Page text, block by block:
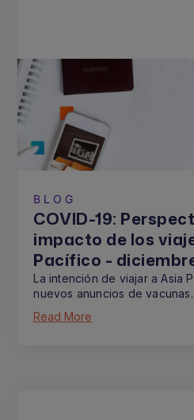
BLOG
COVID-19:
impacto de los
Pacífico -
La intención de viajar a Asia
nuevos anuncios de vacunas.
Read More